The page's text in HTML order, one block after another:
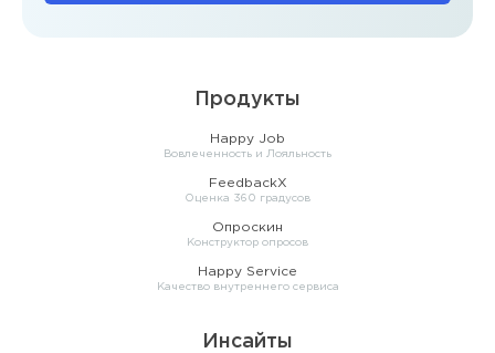
Продукты
Happy Job
Вовлеченность и Лояльность
FeedbackX
Оценка 360 градусов
Опроскин
Конструктор опросов
Happy Service
Качество внутреннего сервиса
Инсайты